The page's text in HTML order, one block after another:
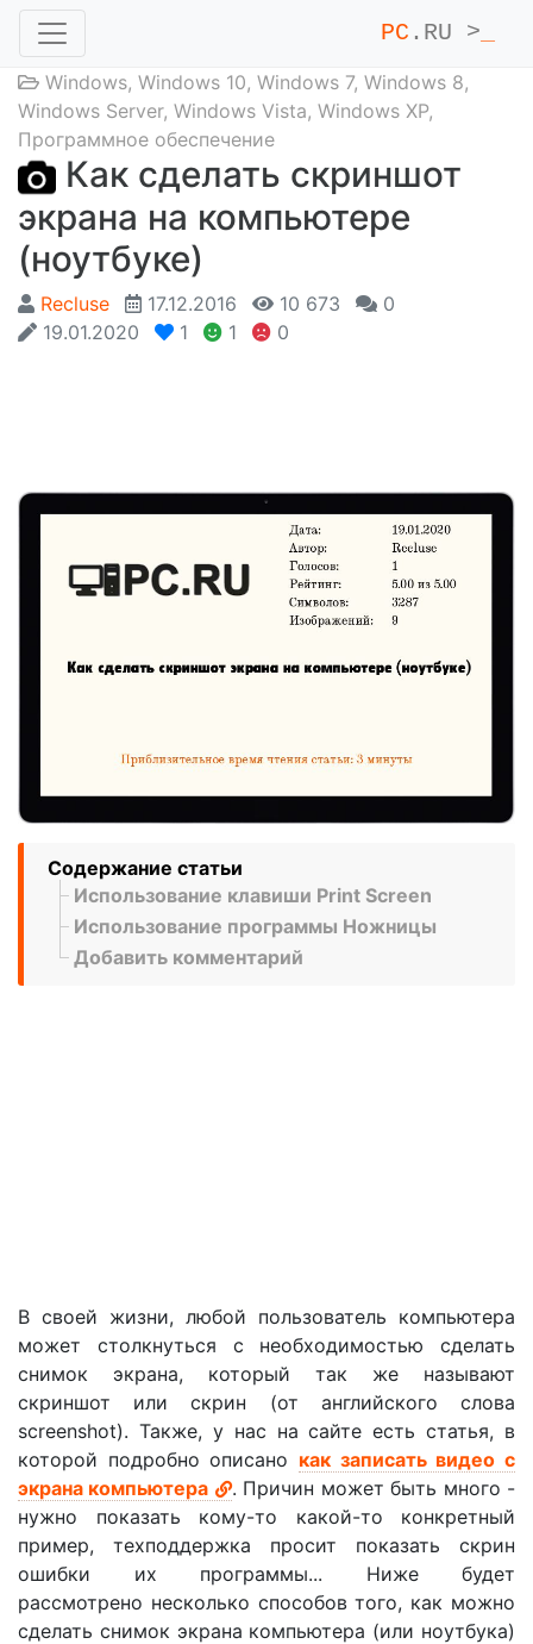
PC .RU >
Windows, Windows 10, Windows 7, Windows 8,
Windows Server, Windows Vista, Windows XP,
Программное обеспечение
Как сделать скриншот
экрана на компьютере
(ноутбуке)
Recluse 17.12.2016 10 673
0
19.01.2020
1 1 0
Содержание статьи
Использование клавиши Print Screen
Использование программы Ножницы
Добавить комментарий
В своей жизни, любой пользователь компьютера
может столкнуться с необходимостью сделать
снимок экрана, который так же называют
скриншот или скрин (от английского слова
screenshot). Также, у нас на сайте есть статья, в
которой подробно описано как записать видео с
экрана компьютера
. Причин может быть много -
нужно показать кому-то какой-то конкретный
пример, техподдержка просит показать скрин
ошибки их программы... Ниже будет
рассмотрено несколько способов того, как можно
сделать снимок экрана компьютера (или ноутбука)